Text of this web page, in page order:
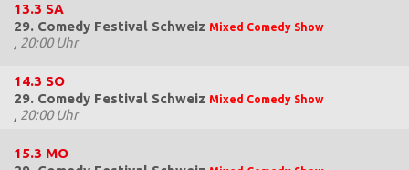
13.3 SA
29. Comedy Festival Schweiz Mixed Comedy Show
, 20:00 Uhr
14.3 SO
29. Comedy Festival Schweiz Mixed Comedy Show
, 20:00 Uhr
15.3 MO